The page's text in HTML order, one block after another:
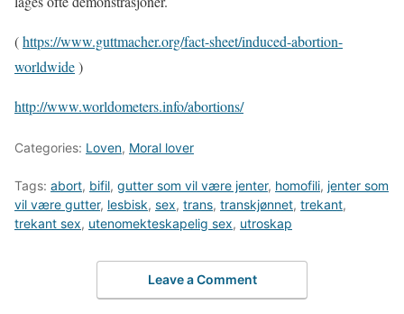
(https://www.guttmacher.org/fact-sheet/induced-abortion-
worldwide)
http://www.worldometers.info/abortions/
Categories: Loven, Moral lover
Tags: abort, bifil, gutter som vil være jenter, homofili, jenter som
vil være gutter, lesbisk, sex, trans, transkjønnet, trekant,
trekant sex, utenomekteskapelig sex, utroskap
Leave a Comment